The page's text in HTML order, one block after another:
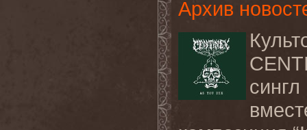
Архив
сингл